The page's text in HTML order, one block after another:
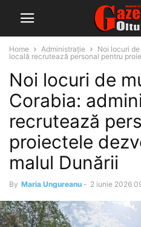
Home Administrație
Noi locuri
locală recrutează personal pentru
Noi locuri de
Corabia:
recrutează
proiectele
malul Dunării
By Maria Ungureanu - 2 iunie 2026